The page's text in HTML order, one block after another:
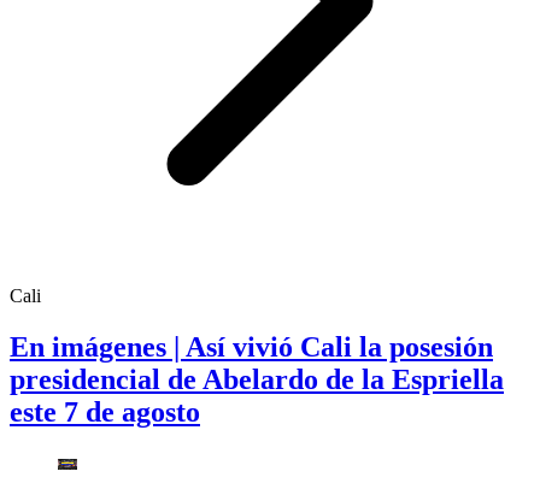
Cali
En imágenes | Así vivió Cali la posesión
presidencial de Abelardo de la Espriella
este 7 de agosto